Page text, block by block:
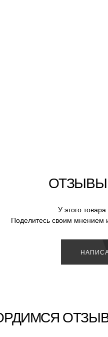
У этого
Поделитесь своим мнением